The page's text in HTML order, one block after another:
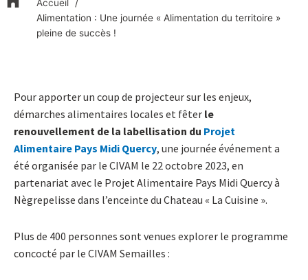
Accueil
Alimentation : Une journée « Alimentation du territoire »
pleine de succès !
Pour apporter un coup de projecteur sur les enjeux,
démarches alimentaires locales et fêter le
renouvellement de la labellisation du Projet
Alimentaire Pays Midi Quercy, une journée événement a
été organisée par le CIVAM le 22 octobre 2023, en
partenariat avec le Projet Alimentaire Pays Midi Quercy à
Nègrepelisse dans l’enceinte du Chateau « La Cuisine ».
Plus de 400 personnes sont venues explorer le programme
concocté par le CIVAM Semailles :